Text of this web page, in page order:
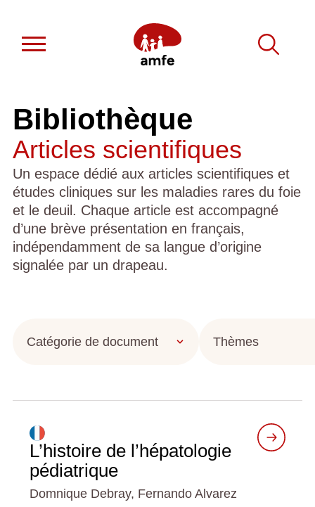
Bibliothèque
Articles scientifiques
Un espace dédié aux articles scientifiques et
études cliniques sur les maladies rares du foie
et le deuil. Chaque article est accompagné
d’une brève présentation en français,
indépendamment de sa langue d’origine
signalée par un drapeau.
L’histoire de l’hépatologie
pédiatrique
Domnique Debray, Fernando Alvarez